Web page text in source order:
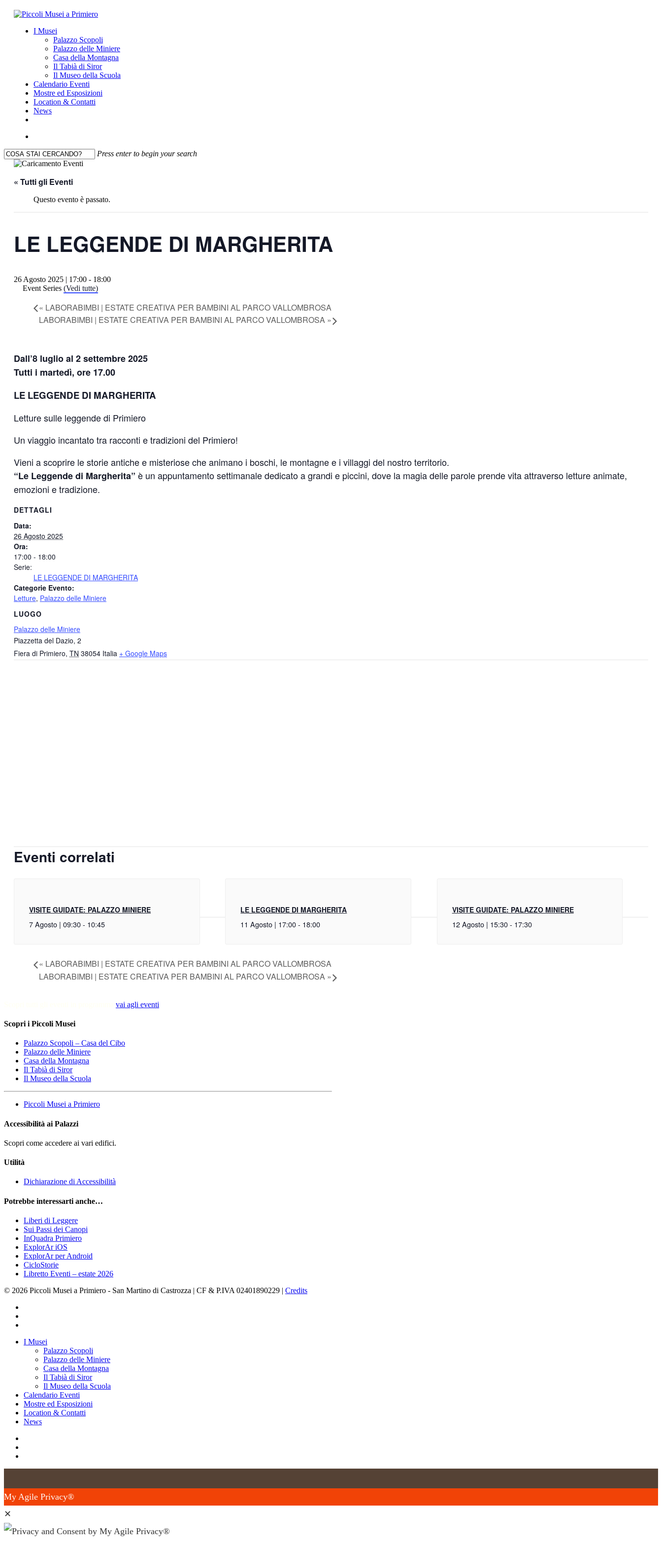
Skip
search
Menu
I Musei
Palazzo Scopoli
Palazzo delle Miniere
Casa della Montagna
Il Tabià di Siror
Il Museo della Scuola
Calendario Eventi
Mostre ed Esposizioni
Location & Contatti
News
Press enter to begin your search
Close
« Tutti gli Eventi
Questo evento è passato.
LE LEGGENDE DI MARGHERITA
26 Agosto 2025 | 17:00 - 18:00
Event Series (Vedi tutte)
« LABORABIMBI | ESTATE CREATIVA PER BAMBINI AL PARCO VALLOMBROSA
LABORABIMBI | ESTATE CREATIVA PER BAMBINI AL PARCO VALLOMBROSA »
Dall’8 luglio al 2 settembre 2025
Tutti i martedì, ore 17.00
LE LEGGENDE DI MARGHERITA
Letture sulle leggende di Primiero
Un viaggio incantato tra racconti e tradizioni del Primiero!
Vieni a scoprire le storie antiche e misteriose che animano i boschi, le montagne e i villaggi del nostro territorio.
“Le Leggende di Margherita” è un appuntamento settimanale dedicato a grandi e piccini, dove la magia delle parole prende vita attraverso letture animate,
emozioni e tradizione.
DETTAGLI
Data:
26 Agosto 2025
Ora:
17:00 - 18:00
Serie:
LE LEGGENDE DI MARGHERITA
Categorie Evento:
Letture, Palazzo delle Miniere
LUOGO
Palazzo delle Miniere
Piazzetta del Dazio, 2
Fiera di Primiero, TN 38054 Italia + Google Maps
Eventi correlati
VISITE GUIDATE: PALAZZO MINIERE
7 Agosto | 09:30- 10:45
LE LEGGENDE DI MARGHERITA
11 Agosto | 17:00- 18:00
VISITE GUIDATE: PALAZZO MINIERE
12 Agosto | 15:30- 17:30
« LABORABIMBI | ESTATE CREATIVA PER BAMBINI AL PARCO VALLOMBROSA
LABORABIMBI | ESTATE CREATIVA PER BAMBINI AL PARCO VALLOMBROSA »
vai agli eventi
Scopri i Piccoli Musei
Palazzo Scopoli – Casa del Cibo
Palazzo delle Miniere
Casa della Montagna
Il Tabià di Siror
Il Museo della Scuola
Piccoli Musei a Primiero
Accessibilità ai Palazzi
Scopri come accedere ai vari edifici.
Utilità
Dichiarazione di Accessibilità
Potrebbe interessarti anche…
Liberi di Leggere
Sui Passi dei Canopi
InQuadra Primiero
ExplorAr iOS
ExplorAr per Android
CicloStorie
Libretto Eventi – estate 2026
© 2026 Piccoli Musei a Primiero - San Martino di Castrozza | CF & P.IVA 02401890229 | Credits
Close
I Musei
Palazzo Scopoli
Palazzo delle Miniere
Casa della Montagna
Il Tabià di Siror
Il Museo della Scuola
Calendario Eventi
Mostre ed Esposizioni
Location & Contatti
News
My Agile Privacy®
✕